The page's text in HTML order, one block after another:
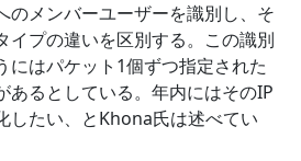
のメンバーユーザーを識別し、そ
イプの違いを区別する。この識別
にはパケット1個ずつ指定された
あるとしている。年内にはそのIP
したい、とKhona氏は述べてい